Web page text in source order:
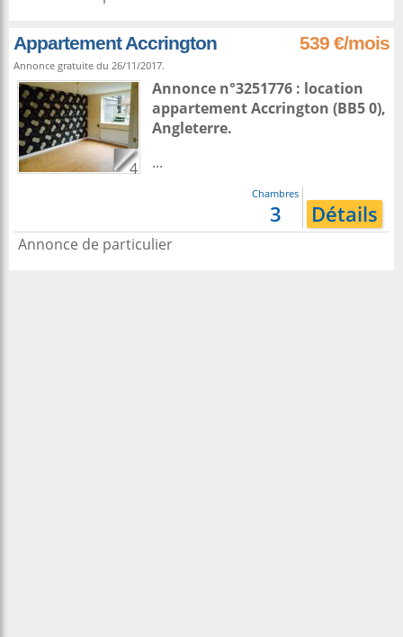
Appartement Accrington 539 €/mois
Annonce gratuite du 26/11/2017.
4
Annonce n°3251776 : location
appartementAccrington (BB5 0),
Angleterre.
...
Chambres
3 Détails
Annonce de particulier